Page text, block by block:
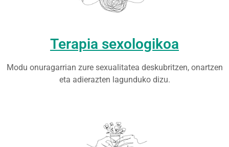
Terapia sexologikoa
Modu onuragarrian zure sexualitatea deskubritzen, onartzen
eta adierazten lagunduko dizu.